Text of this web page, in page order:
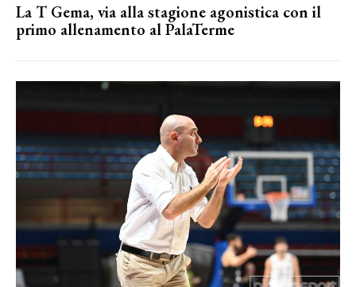
La T Gema, via alla stagione agonistica con il
primo allenamento al PalaTerme